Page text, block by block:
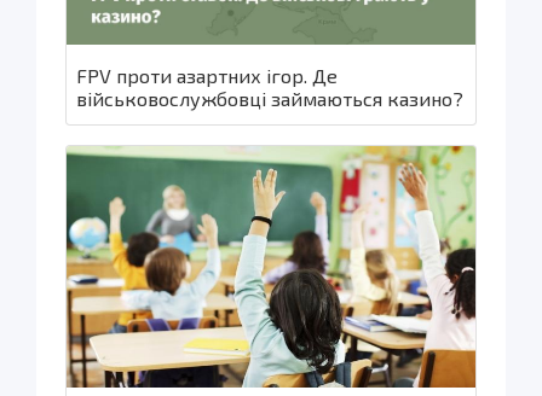
FPV проти азартних ігор. Де
військовослужбовці займаються казино?